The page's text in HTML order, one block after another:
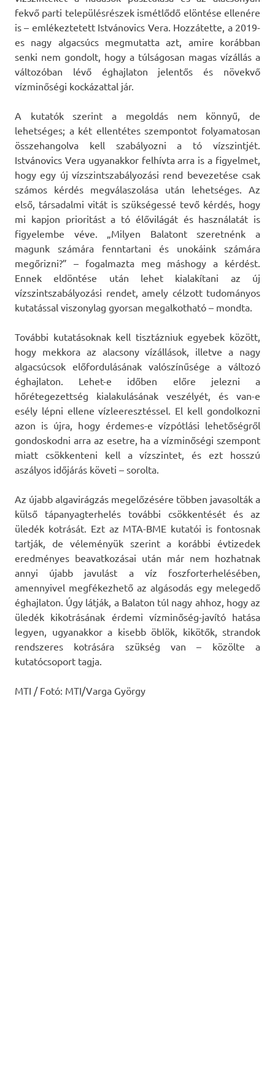
fekvő parti településrészek ismétlődő elöntése ellenére
is – emlékeztetett Istvánovics Vera. Hozzátette, a 2019-
es nagy algacsúcs megmutatta azt, amire korábban
senki nem gondolt, hogy a túlságosan magas vízállás a
változóban lévő éghajlaton jelentős és növekvő
vízminőségi kockázattal jár.
A kutatók szerint a megoldás nem könnyű, de
lehetséges; a két ellentétes szempontot folyamatosan
összehangolva kell szabályozni a tó vízszintjét.
Istvánovics Vera ugyanakkor felhívta arra is a figyelmet,
hogy egy új vízszintszabályozási rend bevezetése csak
számos kérdés megválaszolása után lehetséges. Az
első, társadalmi vitát is szükségessé tevő kérdés, hogy
mi kapjon prioritást a tó élővilágát és használatát is
figyelembe véve. „Milyen Balatont szeretnénk a
magunk számára fenntartani és unokáink számára
megőrizni?” – fogalmazta meg máshogy a kérdést.
Ennek eldöntése után lehet kialakítani az új
vízszintszabályozási rendet, amely célzott tudományos
kutatással viszonylag gyorsan megalkotható – mondta.
További kutatásoknak kell tisztázniuk egyebek között,
hogy mekkora az alacsony vízállások, illetve a nagy
algacsúcsok előfordulásának valószínűsége a változó
éghajlaton. Lehet-e időben előre jelezni a
hőrétegezettség kialakulásának veszélyét, és van-e
esély lépni ellene vízleeresztéssel. El kell gondolkozni
azon is újra, hogy érdemes-e vízpótlási lehetőségről
gondoskodni arra az esetre, ha a vízminőségi szempont
miatt csökkenteni kell a vízszintet, és ezt hosszú
aszályos időjárás követi – sorolta.
Az újabb algavirágzás megelőzésére többen javasolták a
külső tápanyagterhelés további csökkentését és az
üledék kotrását. Ezt az MTA-BME kutatói is fontosnak
tartják, de véleményük szerint a korábbi évtizedek
eredményes beavatkozásai után már nem hozhatnak
annyi újabb javulást a víz foszforterhelésében,
amennyivel megfékezhető az algásodás egy melegedő
éghajlaton. Úgy látják, a Balaton túl nagy ahhoz, hogy az
üledék kikotrásának érdemi vízminőség-javító hatása
legyen, ugyanakkor a kisebb öblök, kikötők, strandok
rendszeres kotrására szükség van – közölte a
kutatócsoport tagja.
MTI / Fotó: MTI/Varga György